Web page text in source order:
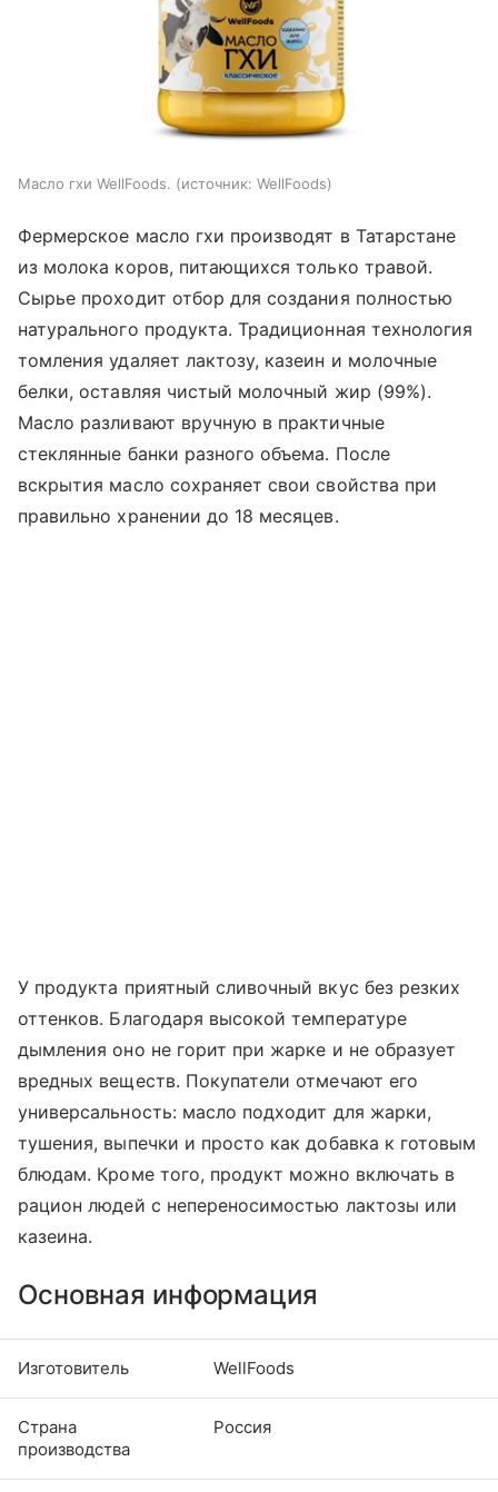
Масло гхи WellFoods. источник: WellFoods
Фермерское масло гхи производят в Татарстане
из молока коров, питающихся только травой.
Сырье проходит отбор для создания полностью
натурального продукта. Традиционная технология
томления удаляет лактозу, казеин и молочные
белки, оставляя чистый молочный жир (99%).
Масло разливают вручную в практичные
стеклянные банки разного объема. После
вскрытия масло сохраняет свои свойства при
правильно хранении до 18 месяцев.
У продукта приятный сливочный вкус без резких
оттенков. Благодаря высокой температуре
дымления оно не горит при жарке и не образует
вредных веществ. Покупатели отмечают его
универсальность: масло подходит для жарки,
тушения, выпечки и просто как добавка к готовым
блюдам. Кроме того, продукт можно включать в
рацион людей с непереносимостью лактозы или
казеина.
Основная информация
Изготовитель WellFoods
Страна
производства
Россия